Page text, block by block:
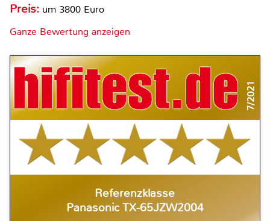
Preis: um 3800 Euro
Ganze Bewertung anzeigen
7/2021
Referenzklasse
Panasonic TX-65JZW2004